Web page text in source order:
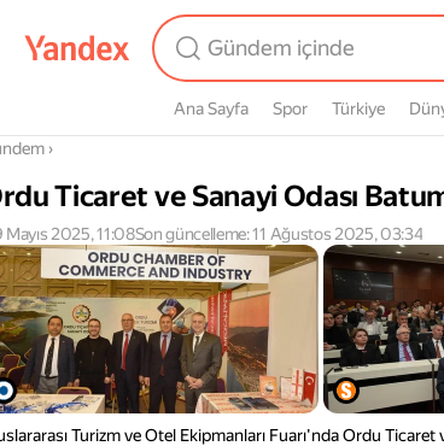
Ana Sayfa Spor Türkiye
›
Ticaret ve Sanayi Odası
2025, 11:08Son güncelleme: 11 Ağustos 2025, 03:34
Turizm ve Otel Ekipmanları Fuarı'nda Ordu Ticaret